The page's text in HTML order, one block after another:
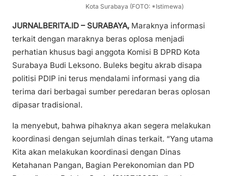
Kota Surabaya (FOTO: *Istimewa)
JURNALBERITA.ID – SURABAYA, Maraknya informasi
terkait dengan maraknya beras oplosa menjadi
perhatian khusus bagi anggota Komisi B DPRD Kota
Surabaya Budi Leksono. Buleks begitu akrab disapa
politisi PDIP ini terus mendalami informasi yang dia
terima dari berbagai sumber peredaran beras oplosan
dipasar tradisional.
Ia menyebut, bahwa pihaknya akan segera melakukan
koordinasi dengan sejumlah dinas terkait. “Yang utama
Kita akan melakukan koordinasi dengan Dinas
Ketahanan Pangan, Bagian Perekonomian dan PD